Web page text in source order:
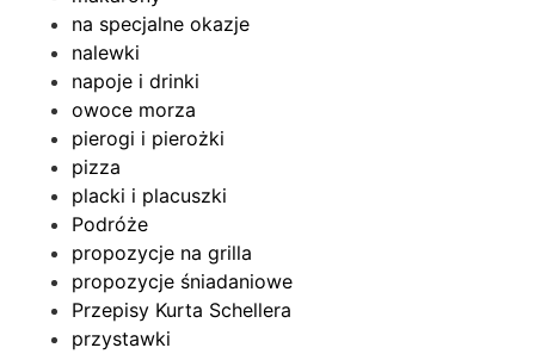
na specjalne okazje
nalewki
napoje i drinki
owoce morza
pierogi i pierożki
pizza
placki i placuszki
Podróże
propozycje na grilla
propozycje śniadaniowe
Przepisy Kurta Schellera
przystawki